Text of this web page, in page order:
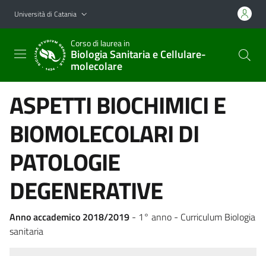
Vai al contenuto principale
Vai al menu di navigazione
Università di Catania
Corso di laurea in
Biologia Sanitaria e Cellulare-
molecolare
ASPETTI BIOCHIMICI E
BIOMOLECOLARI DI
PATOLOGIE
DEGENERATIVE
Anno accademico 2018/2019 - 1° anno - Curriculum Biologia
sanitaria